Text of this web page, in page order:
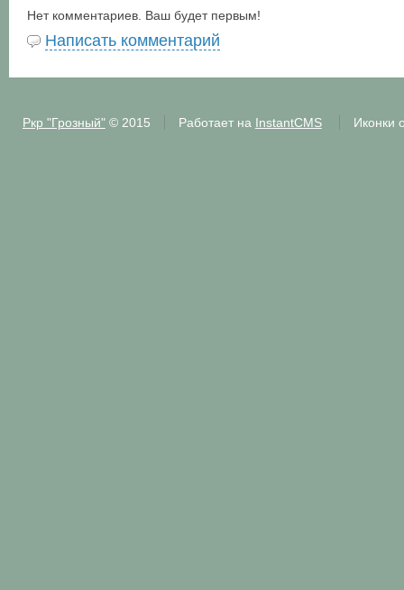
Нет комментариев. Ваш будет первым!
Написать комментарий
Ркр "Грозный"© 2015 Работает на InstantCMS Иконки